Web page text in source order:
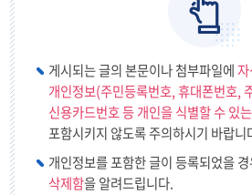
게시되는 글의 본문이나 첨부파일에
개인정보(주민등록번호, 휴대폰번호,
신용카드번호 등 개인을 식별할 수 있
포함시키지 않도록 주의하시기 바랍니
개인정보를 포함한 글이 등록되었을
삭제함을 알려드립니다.